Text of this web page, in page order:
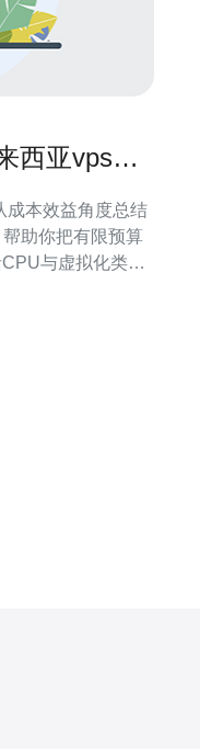
西亚vps测
成本效益角度总结
助你把有限预算
与虚拟化类
及DDoS防御与